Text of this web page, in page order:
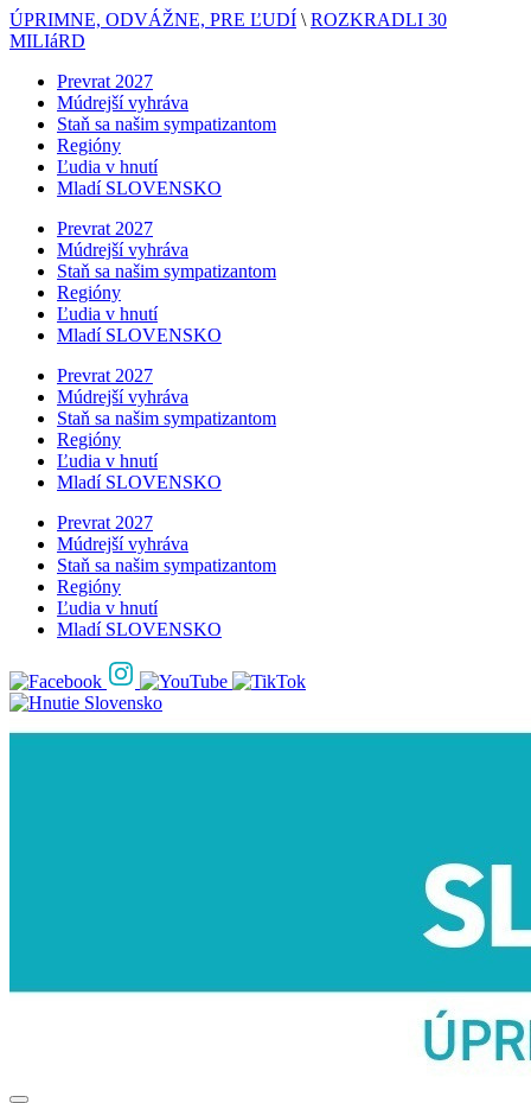
ÚPRIMNE, ODVÁŽNE, PRE ĽUDÍ \ ROZKRADLI 30
MILIáRD
Prevrat 2027
Múdrejší vyhráva
Staň sa našim sympatizantom
Regióny
Ľudia v hnutí
Mladí SLOVENSKO
Prevrat 2027
Múdrejší vyhráva
Staň sa našim sympatizantom
Regióny
Ľudia v hnutí
Mladí SLOVENSKO
Prevrat 2027
Múdrejší vyhráva
Staň sa našim sympatizantom
Regióny
Ľudia v hnutí
Mladí SLOVENSKO
Prevrat 2027
Múdrejší vyhráva
Staň sa našim sympatizantom
Regióny
Ľudia v hnutí
Mladí SLOVENSKO